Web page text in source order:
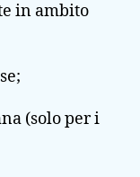
in ambito
(solo per i